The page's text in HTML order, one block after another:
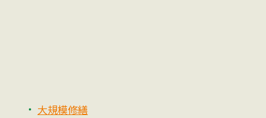
大規模修繕